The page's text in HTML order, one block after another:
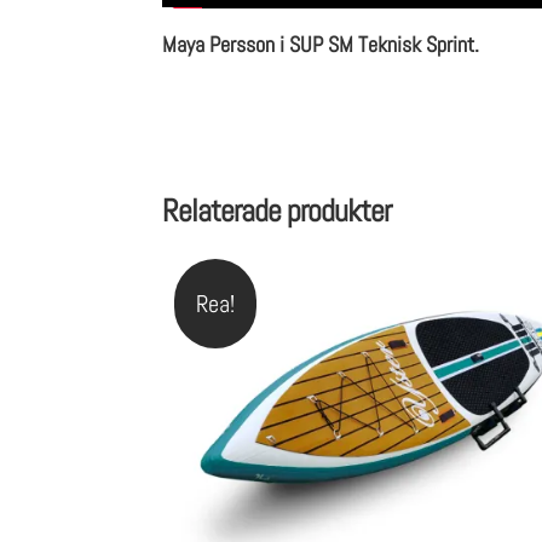
Maya Persson i SUP SM Teknisk Sprint.
Relaterade produkter
Rea!